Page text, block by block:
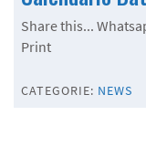
Share this...
Print
CATEGORIE: NEWS